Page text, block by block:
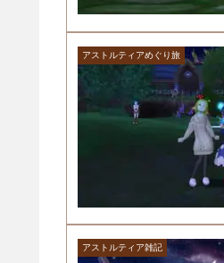
アストルティアめぐり旅
アストルティア雑記